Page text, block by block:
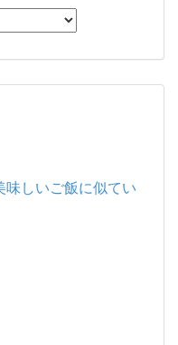
しいご飯に似てい